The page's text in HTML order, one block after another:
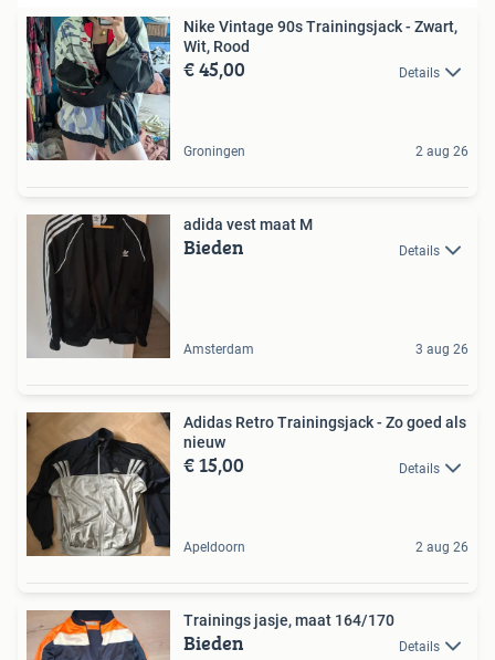
Nike Vintage 90s Trainingsjack - Zwart,
Wit, Rood
€ 45,00 Details
Groningen 2 aug 26
adida vest maat M
Bieden Details
Amsterdam 3 aug 26
Adidas Retro Trainingsjack - Zo goed als
nieuw
€ 15,00 Details
Apeldoorn 2 aug 26
Trainings jasje, maat 164/170
Bieden Details